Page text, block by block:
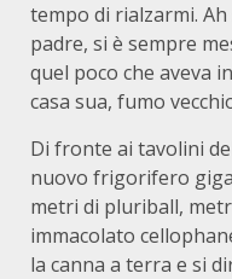
tempo di rialzarmi.
padre, si è sempre
quel poco che aveva
casa sua, fumo
Di fronte ai tavolini
nuovo frigorifero
metri di pluriball,
immacolato
la canna a terra e si